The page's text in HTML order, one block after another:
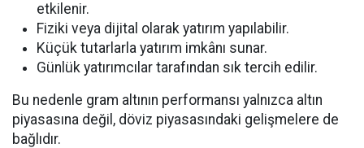
etkilenir.
Fiziki veya dijital olarak yatırım yapılabilir.
Küçük tutarlarla yatırım imkânı sunar.
Günlük yatırımcılar tarafından sık tercih edilir.
Bu nedenle gram altının performansı yalnızca altın
piyasasına değil, döviz piyasasındaki gelişmelere de
bağlıdır.